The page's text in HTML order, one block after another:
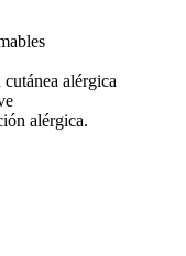
alérgica
alérgica.